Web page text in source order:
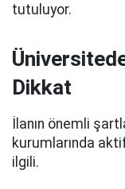
tutuluyor.
Dikkat
İlanın önemli
kurumlarında
ilgili.